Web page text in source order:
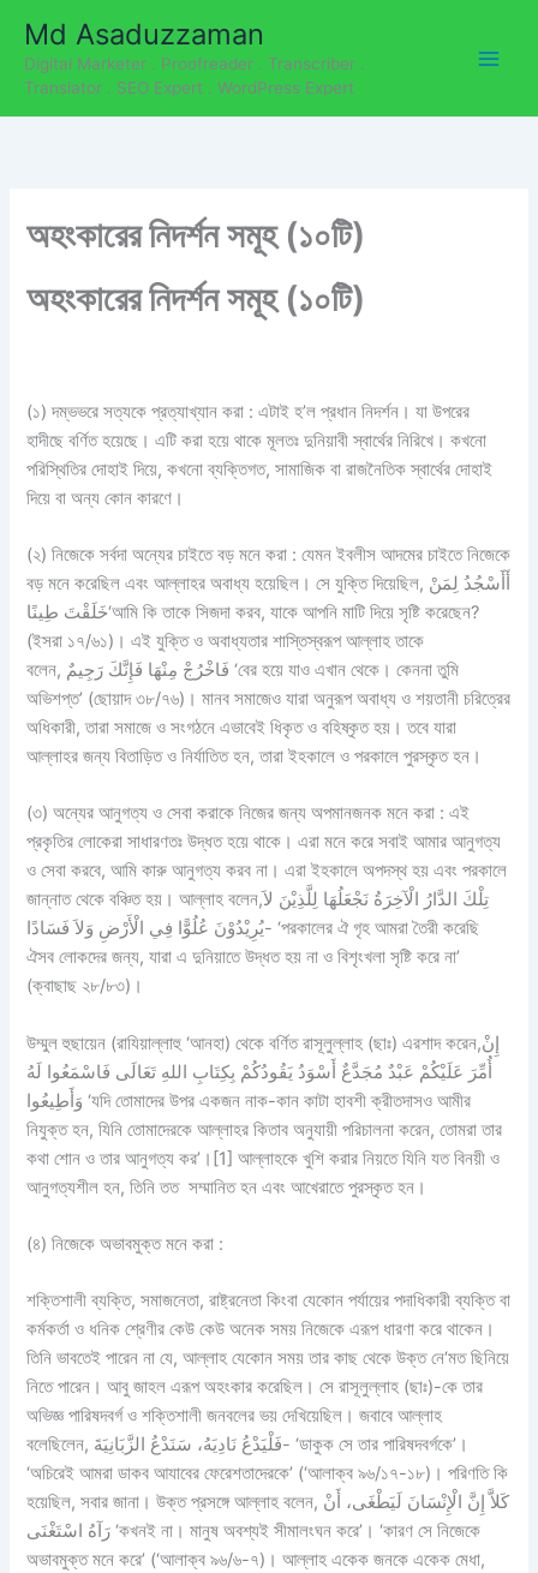
content
Md Asaduzzaman
Digital Marketer . Proofreader . Transcriber .
Translator . SEO Expert . WordPress Expert
অহংকারের নিদর্শন সমূহ (১০টি)
অহংকারের নিদর্শন সমূহ (১০টি)
(১) দম্ভভরে সত্যকে প্রত্যাখ্যান করা : এটাই হ’ল প্রধান নিদর্শন। যা উপরের
হাদীছে বর্ণিত হয়েছে। এটি করা হয়ে থাকে মূলতঃ দুনিয়াবী স্বার্থের নিরিখে। কখনো
পরিস্থিতির দোহাই দিয়ে, কখনো ব্যক্তিগত, সামাজিক বা রাজনৈতিক স্বার্থের দোহাই
দিয়ে বা অন্য কোন কারণে।
(২) নিজেকে সর্বদা অন্যের চাইতে বড় মনে করা : যেমন ইবলীস আদমের চাইতে নিজেকে
বড় মনে করেছিল এবং আল্লাহর অবাধ্য হয়েছিল। সে যুক্তি দিয়েছিল, أَأَسْجُدُ لِمَنْ
خَلَقْتَ طِينًا‘আমি কি তাকে সিজদা করব, যাকে আপনি মাটি দিয়ে সৃষ্টি করেছেন?
(ইসরা ১৭/৬১)। এই যুক্তি ও অবাধ্যতার শাস্তিস্বরূপ আল্লাহ তাকে
বলেন, فَاخْرُجْ مِنْهَا فَإِنَّكَ رَجِيمٌ ‘বের হয়ে যাও এখান থেকে। কেননা তুমি
অভিশপ্ত’ (ছোয়াদ ৩৮/৭৬)। মানব সমাজেও যারা অনুরূপ অবাধ্য ও শয়তানী চরিত্রের
অধিকারী, তারা সমাজে ও সংগঠনে এভাবেই ধিকৃত ও বহিষ্কৃত হয়। তবে যারা
আল্লাহর জন্য বিতাড়িত ও নির্যাতিত হন, তারা ইহকালে ও পরকালে পুরস্কৃত হন।
(৩) অন্যের আনুগত্য ও সেবা করাকে নিজের জন্য অপমানজনক মনে করা : এই
প্রকৃতির লোকেরা সাধারণতঃ উদ্ধত হয়ে থাকে। এরা মনে করে সবাই আমার আনুগত্য
ও সেবা করবে, আমি কারু আনুগত্য করব না। এরা ইহকালে অপদস্থ হয় এবং পরকালে
জান্নাত থেকে বঞ্চিত হয়। আল্লাহ বলেন,تِلْكَ الدَّارُ الْآخِرَةُ نَجْعَلُهَا لِلَّذِيْنَ لاَ
يُرِيْدُوْنَ عُلُوًّا فِي الْأَرْضِ وَلاَ فَسَادًا- ‘পরকালের ঐ গৃহ আমরা তৈরী করেছি
ঐসব লোকদের জন্য, যারা এ দুনিয়াতে উদ্ধত হয় না ও বিশৃংখলা সৃষ্টি করে না’
(ক্বাছাছ ২৮/৮৩)।
উম্মুল হুছায়েন (রাযিয়াল্লাহু ‘আনহা) থেকে বর্ণিত রাসূলুল্লাহ (ছাঃ) এরশাদ করেন,إِنْ
أُمِّرَ عَلَيْكُمْ عَبْدٌ مُجَدَّعٌ أَسْوَدُ يَقُودُكُمْ بِكِتَابِ اللهِ تَعَالَى فَاسْمَعُوا لَهُ
وَأَطِيعُوا ‘যদি তোমাদের উপর একজন নাক-কান কাটা হাবশী ক্রীতদাসও আমীর
নিযুক্ত হন, যিনি তোমাদেরকে আল্লাহর কিতাব অনুযায়ী পরিচালনা করেন, তোমরা তার
কথা শোন ও তার আনুগত্য কর’।[1] আল্লাহকে খুশি করার নিয়তে যিনি যত বিনয়ী ও
আনুগত্যশীল হন, তিনি তত সম্মানিত হন এবং আখেরাতে পুরস্কৃত হন।
(৪) নিজেকে অভাবমুক্ত মনে করা :
শক্তিশালী ব্যক্তি, সমাজনেতা, রাষ্ট্রনেতা কিংবা যেকোন পর্যায়ের পদাধিকারী ব্যক্তি বা
কর্মকর্তা ও ধনিক শ্রেণীর কেউ কেউ অনেক সময় নিজেকে এরূপ ধারণা করে থাকেন।
তিনি ভাবতেই পারেন না যে, আল্লাহ যেকোন সময় তার কাছ থেকে উক্ত নে‘মত ছিনিয়ে
নিতে পারেন। আবু জাহল এরূপ অহংকার করেছিল। সে রাসূলুল্লাহ (ছাঃ)-কে তার
অভিজ্ঞ পারিষদবর্গ ও শক্তিশালী জনবলের ভয় দেখিয়েছিল। জবাবে আল্লাহ
বলেছিলেন, فَلْيَدْعُ نَادِيَهُ، سَنَدْعُ الزَّبَانِيَةَ- ‘ডাকুক সে তার পারিষদবর্গকে’।
‘অচিরেই আমরা ডাকব আযাবের ফেরেশতাদেরকে’ (‘আলাক্ব ৯৬/১৭-১৮)। পরিণতি কি
হয়েছিল, সবার জানা। উক্ত প্রসঙ্গে আল্লাহ বলেন, كَلاَّ إِنَّ الْإِنْسَانَ لَيَطْغَى، أَنْ
رَآهُ اسْتَغْنَى ‘কখনই না। মানুষ অবশ্যই সীমালংঘন করে’। ‘কারণ সে নিজেকে
অভাবমুক্ত মনে করে’ (‘আলাক্ব ৯৬/৬-৭)। আল্লাহ একেক জনকে একেক মেধা,
a
t
e
s